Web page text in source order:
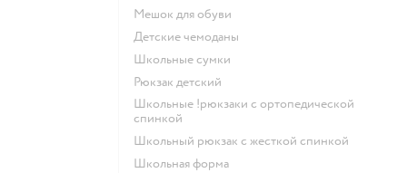
Мешок для обуви
Детские чемоданы
Школьные сумки
Рюкзак детский
Школьные !рюкзаки с ортопедической
спинкой
Школьный рюкзак с жесткой спинкой
Школьная форма